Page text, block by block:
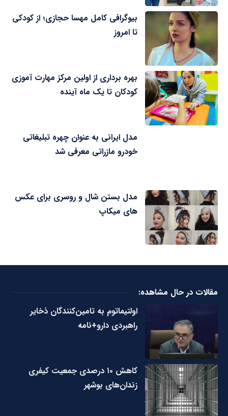
بیوگرافی کامل مهسا حجازی؛ از کودکی
تا امروز
بهره برداری از اولین مرکز مهارت آموزی
کودکان تا یک ماه آینده
مدل ایرانی به عنوان چهره تبلیغاتی
خودرو مازراتی معرفی شد
مدل بستن شال و روسری برای عکس
های میکاپ
مقالات در حال مشاهده:
اولتیماتوم به تامین‌کنندگان ذخایر
راهبردی دارو+نامه
کاهش ۱۰ درصدی جمعیت کیفری
زندان‌های بوشهر